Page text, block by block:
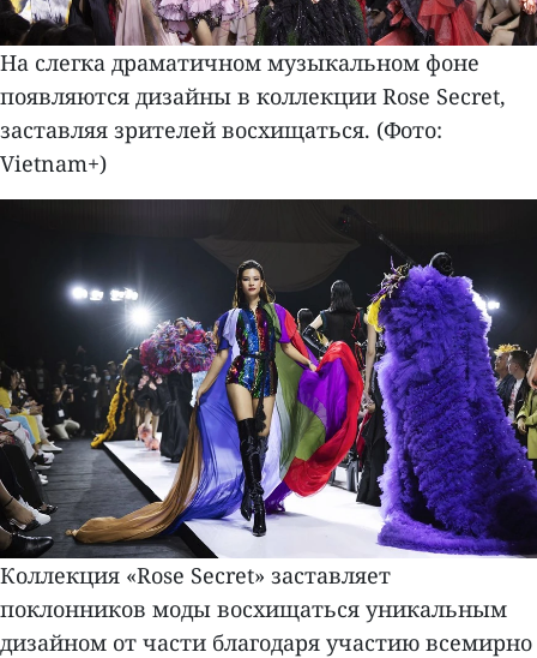
На слегка драматичном музыкальном фоне
появляются дизайны в коллекции Rose Secret,
заставляя зрителей восхищаться. (Фото:
Vietnam+)
Коллекция «Rose Secret» заставляет
поклонников моды восхищаться уникальным
дизайном от части благодаря участию всемирно